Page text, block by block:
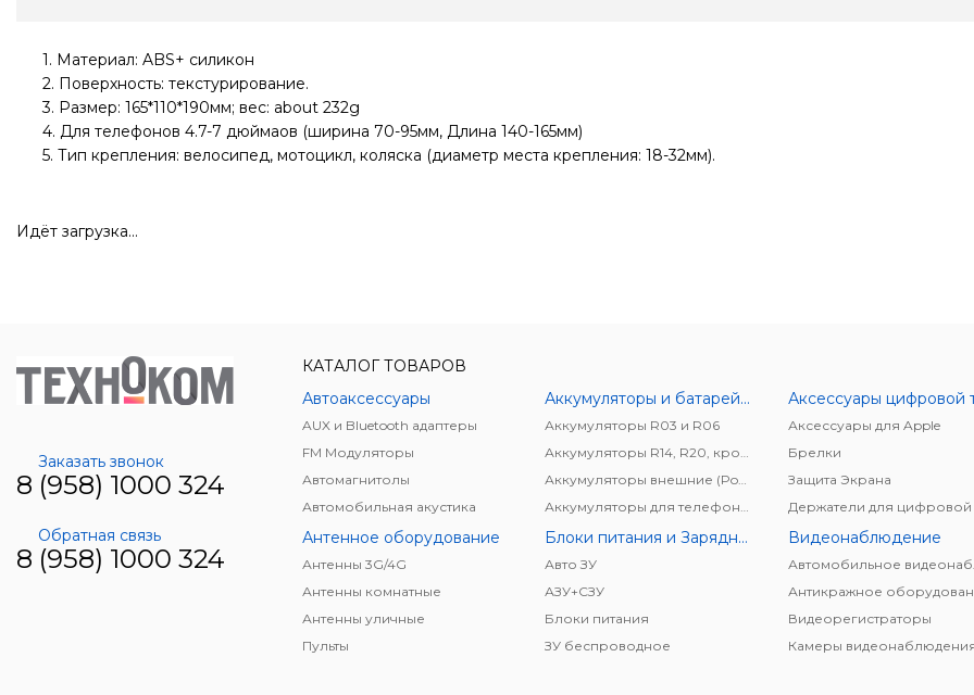
1. Материал: ABS+ силикон
2. Поверхность: текстурирование.
3. Размер: 165*110*190мм; вес: about 232g
4. Для телефонов 4.7-7 дюймаов (ширина 70-95мм, Длина 140-165мм)
5. Тип крепления: велосипед, мотоцикл, коляска (диаметр места крепления: 18-32мм).
Идёт загрузка...
Заказать звонок
8 (958) 1000 324
Обратная связь
8 (958) 1000 324
КАТАЛОГ ТОВАРОВ
Автоаксессуары
AUX и Bluetooth адаптеры
FM Модуляторы
Автомагнитолы
Автомобильная акустика
Аккумуляторы и батарейки
Аккумуляторы R03 и R06
Аксессуары для Apple
Брелки
Защита Экрана
Антенное оборудование
Антенны 3G/4G
Антенны комнатные
Антенны уличные
Пульты
Блоки питания и Зарядные устройства
Авто ЗУ
АЗУ+CЗУ
Блоки питания
ЗУ беспроводное
Видеонаблюдение
Антикражное
Видеорегистраторы
Камеры